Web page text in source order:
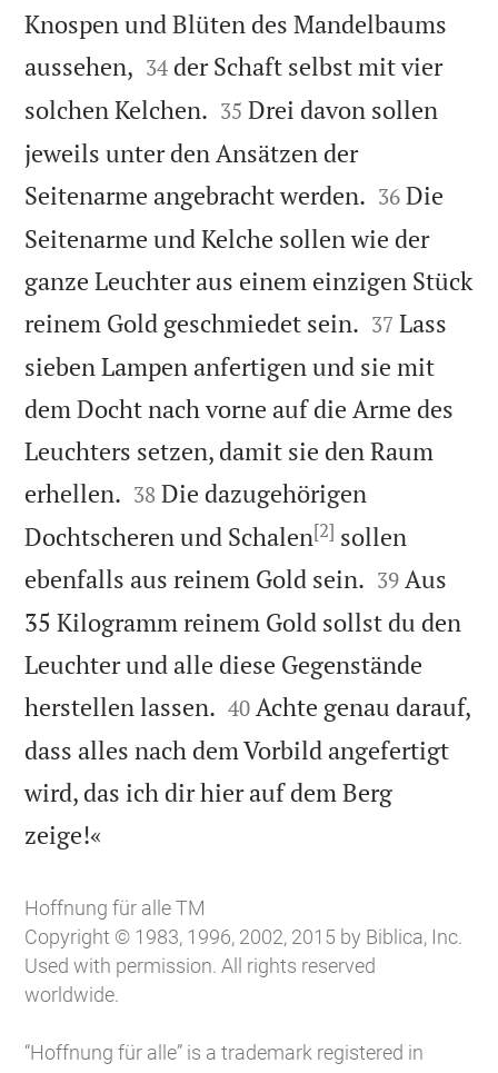
Knospen und Blüten des Mandelbaums
aussehen, 

34 der Schaft selbst mit vier
solchen Kelchen. 

35 Drei davon sollen
jeweils unter den Ansätzen der
Seitenarme angebracht werden. 

36 Die
Seitenarme und Kelche sollen wie der
ganze Leuchter aus einem einzigen Stück
reinem Gold geschmiedet sein. 

37 Lass
sieben Lampen anfertigen und sie mit
dem Docht nach vorne auf die Arme des
Leuchters setzen, damit sie den Raum
erhellen. 

38 Die dazugehörigen
Dochtscheren und Schalen[2] sollen
ebenfalls aus reinem Gold sein. 

39 Aus
35 Kilogramm reinem Gold sollst du den
Leuchter und alle diese Gegenstände
herstellen lassen. 

40 Achte genau darauf,
dass alles nach dem Vorbild angefertigt
wird, das ich dir hier auf dem Berg
zeige!«
Hoffnung für alle TM
Copyright © 1983, 1996, 2002, 2015 by Biblica, Inc.
Used with permission. All rights reserved
worldwide.
“Hoffnung für alle” is a trademark registered in